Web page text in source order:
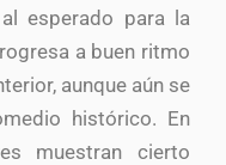
esperado para la
a buen ritmo
aunque aún se
histórico. En
muestran cierto